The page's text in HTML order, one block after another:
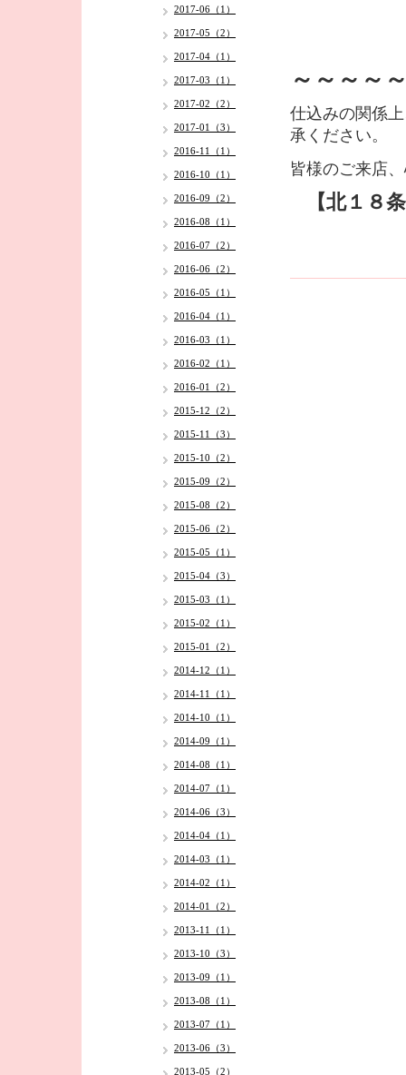
～～～～
仕込みの関係
承ください。
皆様のご来店
【北１８
2017-06（1）
2017-05（2）
2017-04（1）
2017-03（1）
2017-02（2）
2017-01（3）
2016-11（1）
2016-10（1）
2016-09（2）
2016-08（1）
2016-07（2）
2016-06（2）
2016-05（1）
2016-04（1）
2016-03（1）
2016-02（1）
2016-01（2）
2015-12（2）
2015-11（3）
2015-10（2）
2015-09（2）
2015-08（2）
2015-06（2）
2015-05（1）
2015-04（3）
2015-03（1）
2015-02（1）
2015-01（2）
2014-12（1）
2014-11（1）
2014-10（1）
2014-09（1）
2014-08（1）
2014-07（1）
2014-06（3）
2014-04（1）
2014-03（1）
2014-02（1）
2014-01（2）
2013-11（1）
2013-10（3）
2013-09（1）
2013-08（1）
2013-07（1）
2013-06（3）
2013-05（2）